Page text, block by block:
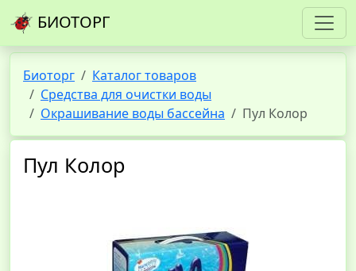
БИОТОРГ
Биоторг
Каталог товаров
Средства для очистки воды
Окрашивание воды бассейна
Пул Колор
Пул Колор